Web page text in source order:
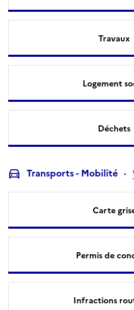
Travaux
Logement
Déchets
Transports - Mobilité
Carte
Permis de
Infractions